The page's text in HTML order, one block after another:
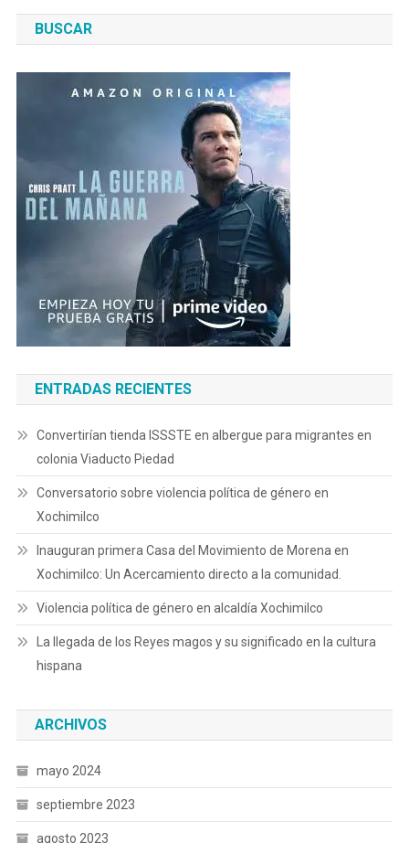
BUSCAR
ENTRADAS RECIENTES
Convertirían tienda ISSSTE en albergue para migrantes en
colonia Viaducto Piedad
Conversatorio sobre violencia política de género en
Xochimilco
Inauguran primera Casa del Movimiento de Morena en
Xochimilco: Un Acercamiento directo a la comunidad.
Violencia política de género en alcaldía Xochimilco
La llegada de los Reyes magos y su significado en la cultura
hispana
ARCHIVOS
mayo 2024
septiembre 2023
agosto 2023